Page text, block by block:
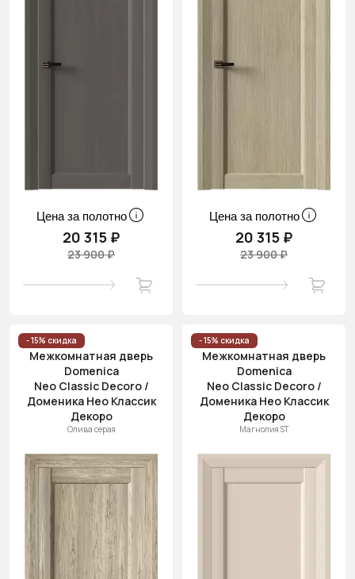
Цена за полотно
20 315 ₽
23 900 ₽
Цена за полотно
20 315 ₽
23 900 ₽
- 15% скидка
Межкомнатная дверь
Domenica
Neo Classic Decoro /
Доменика Нео Классик
Декоро
Олива серая
- 15% скидка
Межкомнатная дверь
Domenica
Neo Classic Decoro /
Доменика Нео Классик
Декоро
Магнолия ST